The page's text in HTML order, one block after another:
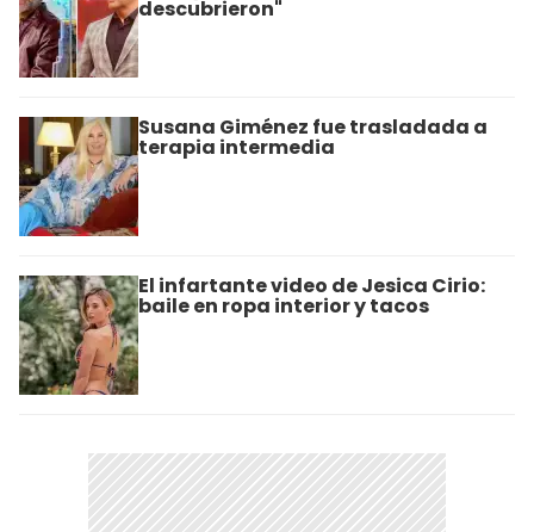
descubrieron"
Susana Giménez fue trasladada a
terapia intermedia
El infartante video de Jesica Cirio:
baile en ropa interior y tacos